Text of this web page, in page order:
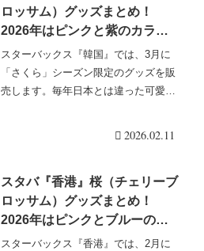
ロッサム）グッズまとめ！
2026年はピンクと紫のカラー
が♡
スターバックス『韓国』では、3月に
「さくら」シーズン限定のグッズを販
売します。毎年日本とは違った可愛い
2026.02.11
スタバ『香港』桜（チェリーブ
ロッサム）グッズまとめ！
2026年はピンクとブルーのカ
ラーが♡
スターバックス『香港』では、2月に